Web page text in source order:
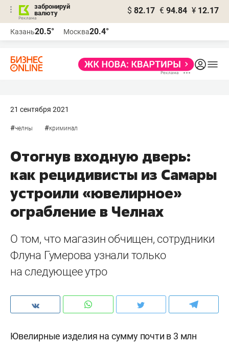
забронируй
валюту
$ 82.17 € 94.84 ¥ 12.17
Казань20.5° Москва20.4°
21 сентября 2021
#челны #криминал
Отогнув входную дверь:
как рецидивисты из Самары
устроили «ювелирное»
ограбление в Челнах
О том, что магазин обчищен, сотрудники
Флуна Гумерова узнали только
на следующее утро
Ювелирные изделия на сумму почти в 3 млн